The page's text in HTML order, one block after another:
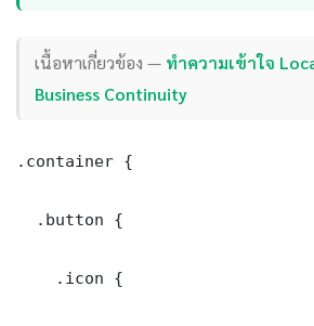
เนื้อหาเกี่ยวข้อง — ทำความเข้าใจ
Business Continuity
.container {
  .button {
    .icon {